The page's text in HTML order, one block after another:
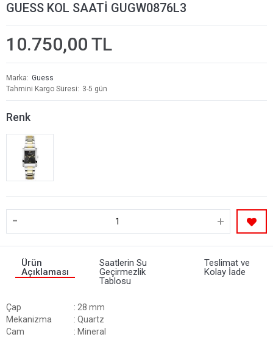
GUESS KOL SAATİ GUGW0876L3
10.750,00 TL
Marka
Guess
Tahmini Kargo Süresi
3-5 gün
Renk
- +
Ürün
Açıklaması
Saatlerin Su
Geçirmezlik
Tablosu
Teslimat ve
Kolay İade
Çap
: 28 mm
Mekanizma
: Quartz
Cam
: Mineral